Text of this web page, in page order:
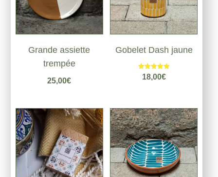
Grande assiette
trempée
25,00€
Gobelet Dash jaune
Note
5.00
18,00€